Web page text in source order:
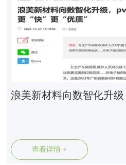
查看详情 +